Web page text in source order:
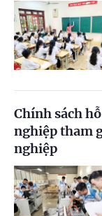
Chính sách
nghiệp tham
nghiệp